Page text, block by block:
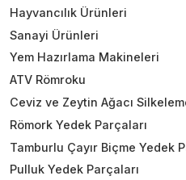
Hayvancılık Ürünleri
Sanayi Ürünleri
Yem Hazırlama Makineleri
ATV Römroku
Ceviz ve Zeytin Ağacı
Römork Yedek Parçaları
Tamburlu Çayır Biçme Yedek
Pulluk Yedek Parçaları